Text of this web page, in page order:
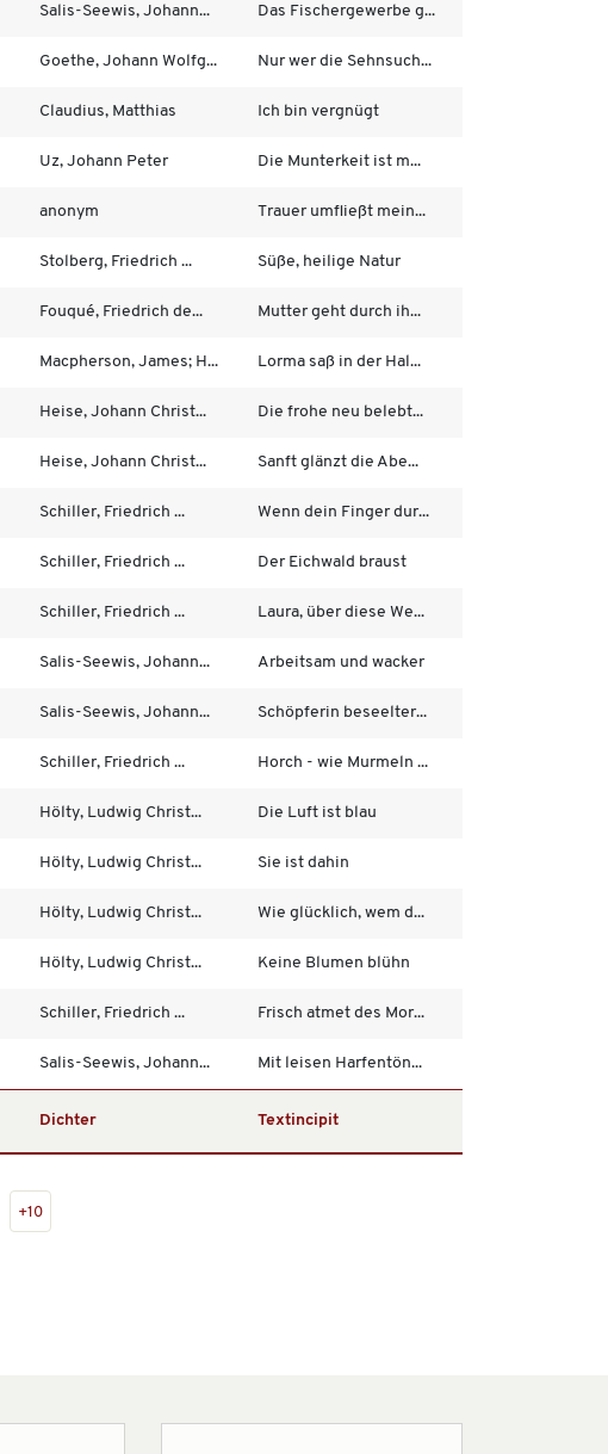
Salis-Seewis, Johann... Das Fischergewerbe g...
Goethe, Johann Wolfg... Nur wer die Sehnsuch...
Claudius, Matthias Ich bin vergnügt
Uz, Johann Peter Die Munterkeit ist m...
anonym Trauer umfließt mein...
Stolberg, Friedrich ... Süße, heilige Natur
Fouqué, Friedrich de... Mutter geht durch ih...
Macpherson, James; H... Lorma saß in der Hal...
Heise, Johann Christ... Die frohe neu belebt...
Heise, Johann Christ... Sanft glänzt die Abe...
Schiller, Friedrich ... Wenn dein Finger dur...
Schiller, Friedrich ... Der Eichwald braust
Schiller, Friedrich ... Laura, über diese We...
Salis-Seewis, Johann... Arbeitsam und wacker
Salis-Seewis, Johann... Schöpferin beseelter...
Schiller, Friedrich ... Horch - wie Murmeln ...
Hölty, Ludwig Christ... Die Luft ist blau
Hölty, Ludwig Christ... Sie ist dahin
Hölty, Ludwig Christ... Wie glücklich, wem d...
Hölty, Ludwig Christ... Keine Blumen blühn
Schiller, Friedrich ... Frisch atmet des Mor...
Salis-Seewis, Johann... Mit leisen Harfentön...
Dichter Textincipit
+10